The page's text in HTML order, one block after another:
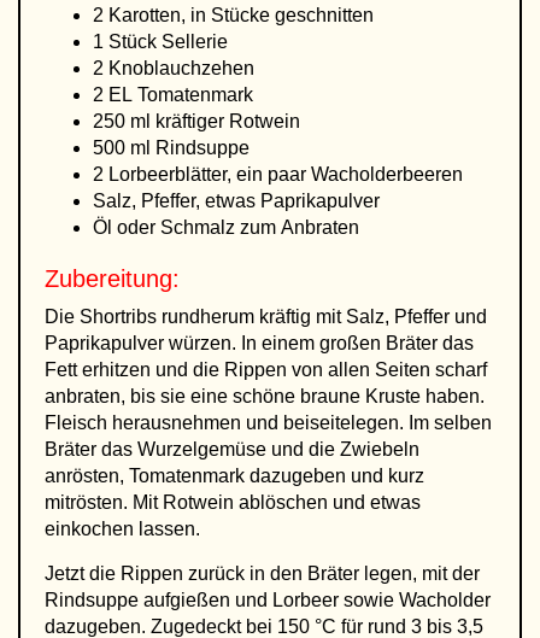
2 Karotten, in Stücke geschnitten
1 Stück Sellerie
2 Knoblauchzehen
2 EL Tomatenmark
250 ml kräftiger Rotwein
500 ml Rindsuppe
2 Lorbeerblätter, ein paar Wacholderbeeren
Salz, Pfeffer, etwas Paprikapulver
Öl oder Schmalz zum Anbraten
Zubereitung:
Die Shortribs rundherum kräftig mit Salz, Pfeffer und
Paprikapulver würzen. In einem großen Bräter das
Fett erhitzen und die Rippen von allen Seiten scharf
anbraten, bis sie eine schöne braune Kruste haben.
Fleisch herausnehmen und beiseitelegen. Im selben
Bräter das Wurzelgemüse und die Zwiebeln
anrösten, Tomatenmark dazugeben und kurz
mitrösten. Mit Rotwein ablöschen und etwas
einkochen lassen.
Jetzt die Rippen zurück in den Bräter legen, mit der
Rindsuppe aufgießen und Lorbeer sowie Wacholder
dazugeben. Zugedeckt bei 150 °C für rund 3 bis 3,5